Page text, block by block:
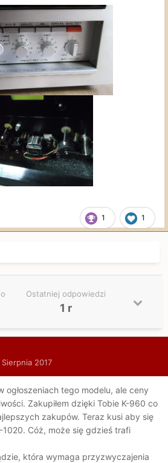
1 1
Ostatniej odpowiedzi
1 r
2017
ogłoszeniach tego modelu, ale ceny
Zakupiłem dzięki Tobie K-960 co
zakupów. Teraz kusi aby się
Cóż, może się gdzieś trafi
która wymaga przyzwyczajenia